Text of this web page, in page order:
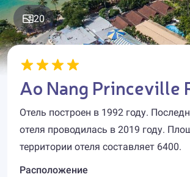
20
Ao Nang Princeville
Отель построен в 1992 году.
отеля проводилась в 2019 году.
территории отеля составляет 6400.
Расположение